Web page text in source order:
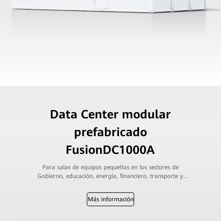
Data Center modular
prefabricado
FusionDC1000A
Para salas de equipos pequeñas en los sectores de
Gobierno, educación, energía, financiero, transporte y
Más información